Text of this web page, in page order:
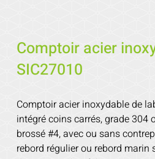
Comptoir acier
SIC27010
Comptoir acier inoxydable de
intégré coins carrés, grade 304
brossé #4, avec ou sans
rebord régulier ou rebord marin